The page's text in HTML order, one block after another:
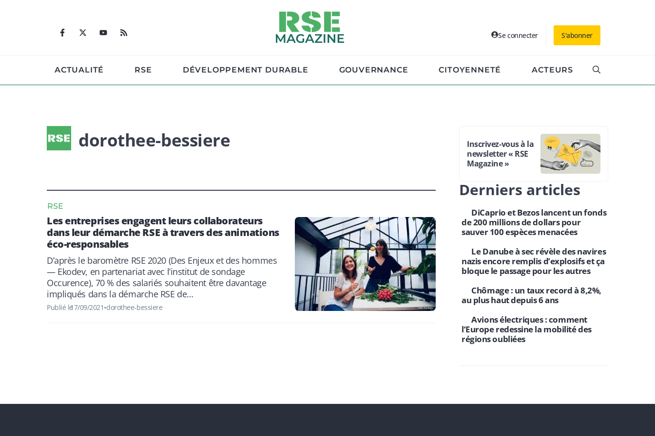
Se connecter S'abonner
ACTUALITÉ RSE DÉVELOPPEMENT DURABLE GOUVERNANCE CITOYENNETÉ ACTEURS
dorothee-bessiere
RSE
Les entreprises engagent leurs collaborateurs
dans leur démarche RSE à travers des animations
éco-responsables
D’après le baromètre RSE 2020 (Des Enjeux et des hommes
— Ekodev, en partenariat avec l’institut de sondage
Occurence), 70 % des salariés souhaitent être davantage
impliqués dans la démarche RSE de…
Publié le17/09/2021•dorothee-bessiere
Inscrivez-vous à la
newsletter « RSE
Magazine »
Derniers articles
DiCaprio et Bezos lancent un fonds
de 200 millions de dollars pour
sauver 100 espèces menacées
Le Danube à sec révèle des navires
nazis encore remplis d’explosifs et ça
bloque le passage pour les autres
Chômage : un taux record à 8,2%,
au plus haut depuis 6 ans
Avions électriques : comment
l’Europe redessine la mobilité des
régions oubliées